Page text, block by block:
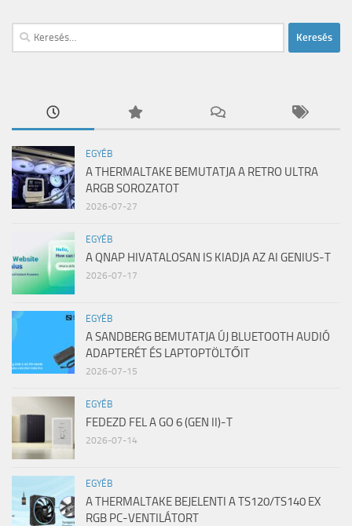
Keresés:
EGYÉB
A THERMALTAKE BEMUTATJA A RETRO ULTRA
ARGB SOROZATOT
2026-07-27
EGYÉB
A QNAP HIVATALOSAN IS KIADJA AZ AI GENIUS-T
2026-07-17
EGYÉB
A SANDBERG BEMUTATJA ÚJ BLUETOOTH AUDIÓ
ADAPTERÉT ÉS LAPTOPTÖLTŐIT
2026-07-15
EGYÉB
FEDEZD FEL A GO 6 (GEN II)-T
2026-07-14
EGYÉB
A THERMALTAKE BEJELENTI A TS120/TS140 EX
RGB PC-VENTILÁTORT